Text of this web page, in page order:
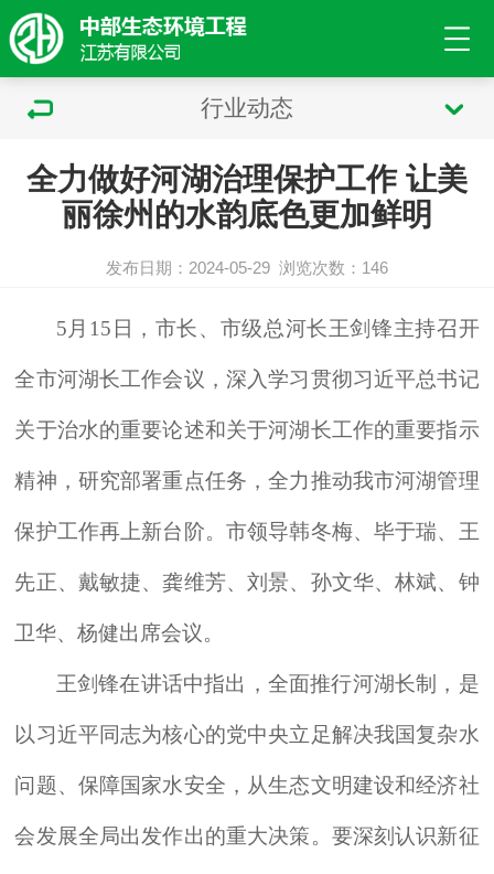
行业动态
全力做好河湖治理保护工作 让美
丽徐州的水韵底色更加鲜明
发布日期：2024-05-29 浏览次数： 146
5月15日，市长、市级总河长王剑锋主持召开
全市河湖长工作会议，深入学习贯彻习近平总书记
关于治水的重要论述和关于河湖长工作的重要指示
精神，研究部署重点任务，全力推动我市河湖管理
保护工作再上新台阶。市领导韩冬梅、毕于瑞、王
先正、戴敏捷、龚维芳、刘景、孙文华、林斌、钟
卫华、杨健出席会议。
王剑锋在讲话中指出，全面推行河湖长制，是
以习近平同志为核心的党中央立足解决我国复杂水
问题、保障国家水安全，从生态文明建设和经济社
会发展全局出发作出的重大决策。要深刻认识新征